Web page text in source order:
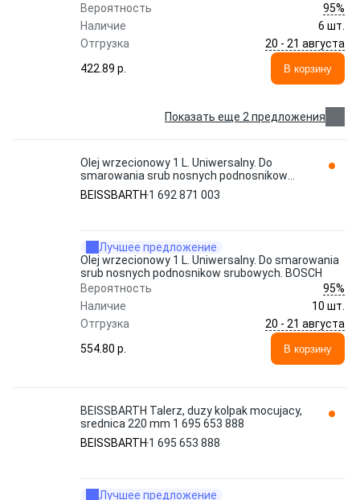
Вероятность
95%
Наличие
6 шт.
Отгрузка
20 - 21 августа
422.89 p.
В корзину
Показать еще 2 предложения
Olej wrzecionowy 1 L. Uniwersalny. Do
smarowania srub nosnych podnosnikow
srubowych. BOSCH 1 692 871 003
BEISSBARTH
BEISSBARTH 1 692 871 003
Лучшее предложение
Olej wrzecionowy 1 L. Uniwersalny. Do smarowania
srub nosnych podnosnikow srubowych. BOSCH
Вероятность
95%
Наличие
10 шт.
Отгрузка
20 - 21 августа
554.80 p.
В корзину
BEISSBARTH Talerz, duzy kolpak mocujacy,
srednica 220 mm 1 695 653 888
BEISSBARTH 1 695 653 888
Лучшее предложение